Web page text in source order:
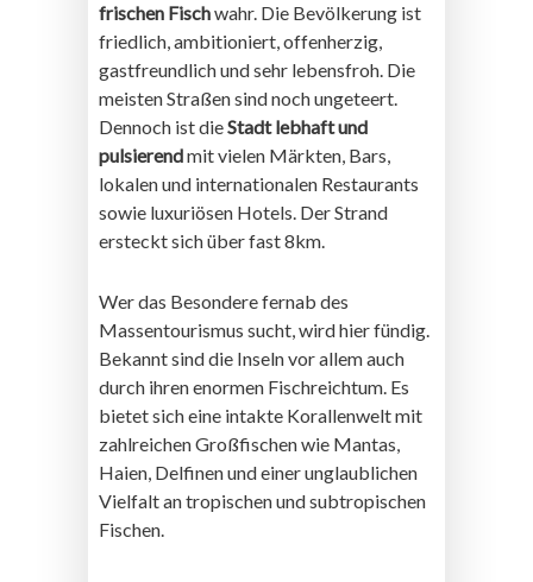
frischen Fischwahr. Die Bevölkerung ist
friedlich, ambitioniert, offenherzig,
gastfreundlich und sehr lebensfroh. Die
meisten Straßen sind noch ungeteert.
Dennoch ist dieStadt lebhaft und
pulsierendmit vielen Märkten, Bars,
lokalen und internationalen Restaurants
sowie luxuriösen Hotels. Der Strand
ersteckt sich über fast 8km.
Wer das Besondere fernab des
Massentourismus sucht, wird hier fündig.
Bekannt sind die Inseln vor allem auch
durch ihren enormen Fischreichtum. Es
bietet sich eine intakte Korallenwelt mit
zahlreichen Großfischen wie Mantas,
Haien, Delfinen und einer unglaublichen
Vielfalt an tropischen und subtropischen
Fischen.